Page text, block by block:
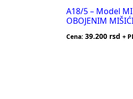
A18/5 – Model
OBOJENIM
Cena: 39.200 rsd +